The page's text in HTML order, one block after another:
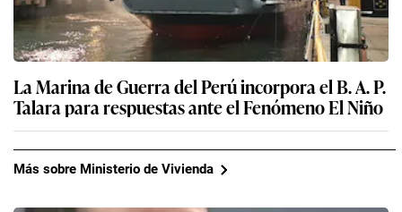
La Marina de Guerra del Perú incorpora el B. A. P.
Talara para respuestas ante el Fenómeno El Niño
Más sobre Ministerio de Vivienda